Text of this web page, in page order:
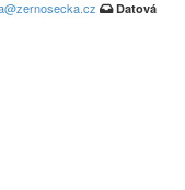
Datová